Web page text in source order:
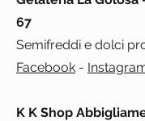
67
Semifreddi e dolci
Facebook -
K K Shop